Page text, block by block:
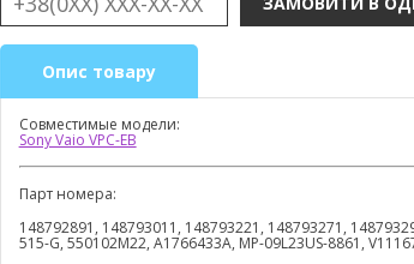
Опис товару
Совместимые модели:
Sony Vaio VPC-EB
Парт номера:
148792891, 148793011, 148793221, 148793271,
515-G, 550102M22, A1766433A, MP-09L23US-8861,